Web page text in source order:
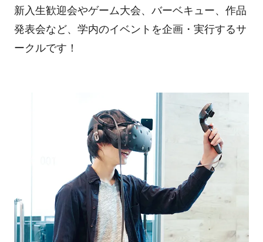
新入生歓迎会やゲーム大会、バーベキュー、作品
発表会など、学内のイベントを企画・実行するサ
ークルです！